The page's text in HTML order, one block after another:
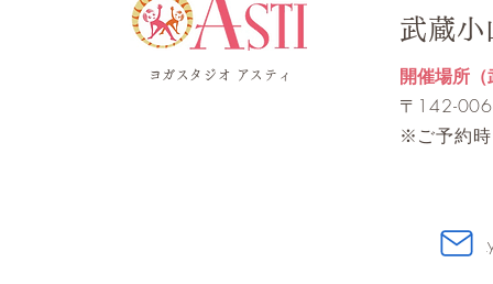
ヨガスタジオ アスティ
武蔵
開催場所
〒142-
※ご予約